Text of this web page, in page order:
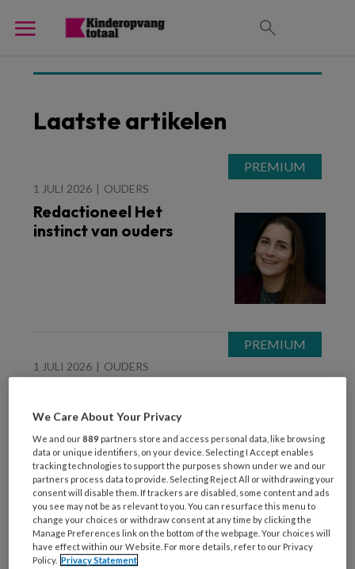
Laatste artikelen
1 JULI 2026 OUDERS
Redactioneel Het
instinct van ouders
1 JULI 2026 OUDERS
ouders mijn advies als
kritiek?
1 JULI 2026 PEDAGOGISCH PROFESSIONAL
We Care About Your Privacy
We and our889 partners store and access personal data, like browsing
data or unique identifiers, on your device. Selecting I Accept enables
tracking technologies to support the purposes shown under we and our
partners process data to provide. Selecting Reject All or withdrawing your
consent will disable them. If trackers are disabled, some content and ads
you see may not be as relevant to you. You can resurface this menu to
change your choices or withdraw consent at any time by clicking the
Manage Preferences link on the bottom of the webpage. Your choices will
have effect within our Website. For more details, refer to our Privacy
Policy. Privacy Statement